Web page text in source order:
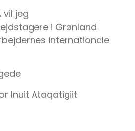
vil jeg
i Grønland
internationale
Inuit Ataqatigiit